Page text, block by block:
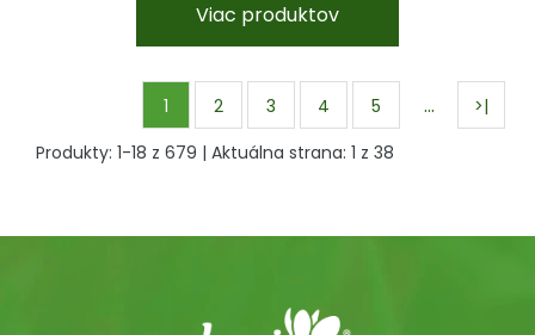
Viac produktov
1 2 3 4 5 …
>|
Produkty: 1-18 z 679 | Aktuálna strana: 1 z 38